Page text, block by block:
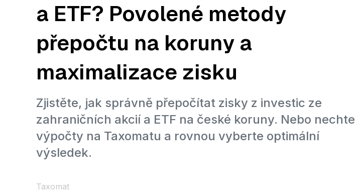
a ETF? Povolené metody
přepočtu na koruny a
maximalizace zisku
Zjistěte, jak správně přepočítat zisky z investic ze
zahraničních akcií a ETF na české koruny. Nebo nechte
výpočty na Taxomatu a rovnou vyberte optimální
výsledek.
Taxomat